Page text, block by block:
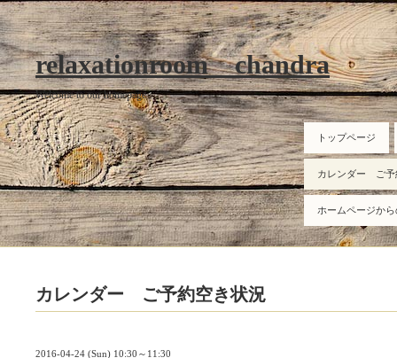
relaxationroom chandra
Welcome to our homepage
トップページ
カレンダー ご予
ホームページか
カレンダー ご予約空き状況
2016-04-24 (Sun) 10:30～11:30